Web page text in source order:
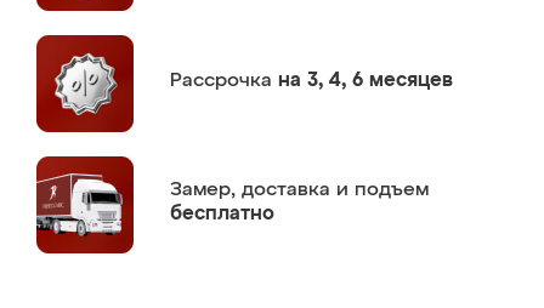
Рассрочка на 3, 4, 6 месяцев
Замер, доставка и подъем
бесплатно